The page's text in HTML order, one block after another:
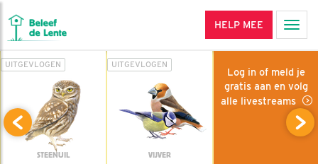
HELP MEE
UITGEVLOGEN
STEENUIL
UITGEVLOGEN
VIJVER
Log in of meld je
gratis aan en volg
alle livestreams